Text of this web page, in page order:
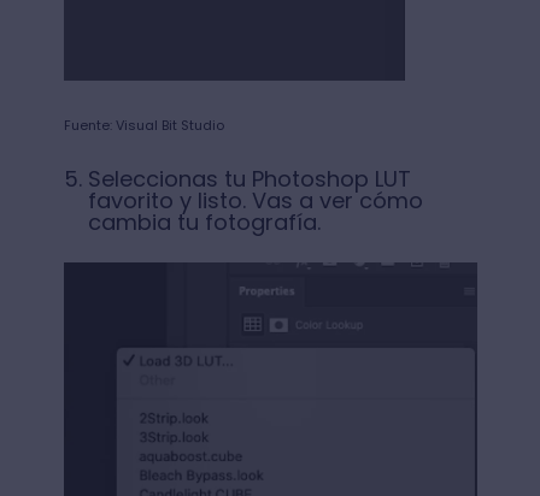
Fuente: Visual Bit Studio
Seleccionas tu Photoshop LUT
favorito y listo. Vas a ver cómo
cambia tu fotografía.